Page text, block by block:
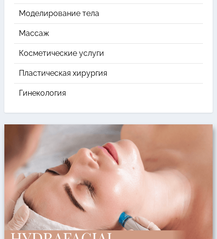
Моделирование тела
Массаж
Косметические услуги
Пластическая хирургия
Гинекология